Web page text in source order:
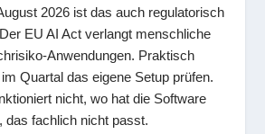
2026 ist das auch regulatorisch
EU AI Act verlangt menschliche
Anwendungen. Praktisch
Quartal das eigene Setup prüfen.
nicht, wo hat die Software
das fachlich nicht passt.